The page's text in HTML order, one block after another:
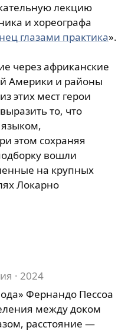
лекцию
и хореографа
глазами практика».
через африканские
Америки и районы
этих мест герои
то, что
языком,
этом сохраняя
вошли
на крупных
Локарно
· 2024
Фернандо Пессоа
между доком
расстояние —